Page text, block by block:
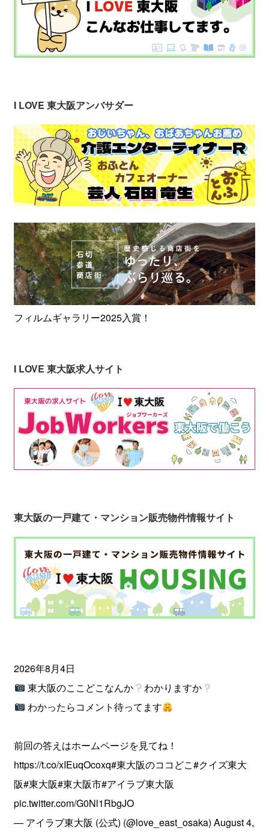
I LOVE 東大阪アンバサダー
フィルムギャラリー2025入賞！
I LOVE 東大阪求人サイト
東大阪の一戸建て・マンション販売物件情報サイト
2026年8月4日
東大阪のここどこなんか
わかりますか
わかったらコメント待ってます
前回の答えはホームページを見てね！
https://t.co/xIEuqOcoxq#東大阪のココどこ#クイズ東大
阪#東大阪#東大阪市#アイラブ東大阪
pic.twitter.com/G0Nl1RbgJO
— アイラブ東大阪 (公式) (@love_east_osaka)August 4,